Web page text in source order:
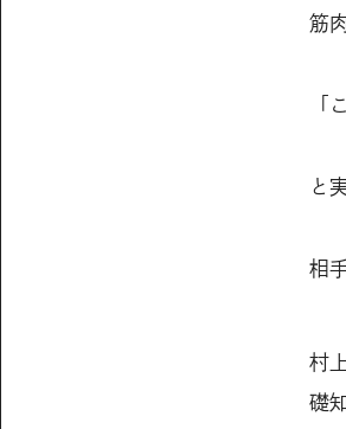
筋
「
と
相
村
礎